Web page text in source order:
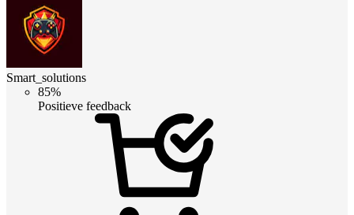
Smart_solutions
85%
Positieve feedback